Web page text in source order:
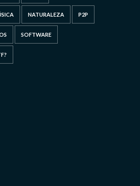
NATURALEZA P2P
SOFTWARE